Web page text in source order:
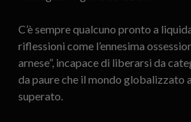
C’è sempre qualcuno pronto a
riflessioni come l’ennesima
arnese”, incapace di liberarsi da
da paure che il mondo globalizzato
superato.